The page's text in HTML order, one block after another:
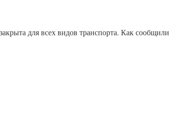
для всех видов транспорта. Как сообщили